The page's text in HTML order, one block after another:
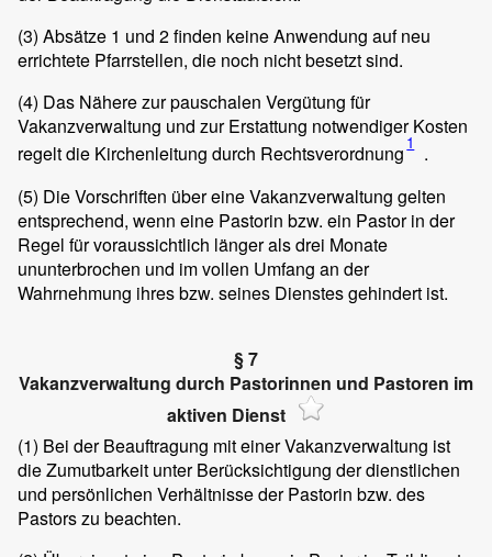
(3) Absätze 1 und 2 finden keine Anwendung auf neu
errichtete Pfarrstellen, die noch nicht besetzt sind.
(4) Das Nähere zur pauschalen Vergütung für
Vakanzverwaltung und zur Erstattung notwendiger Kosten
regelt die Kirchenleitung durch Rechtsverordnung 1
.
(5) Die Vorschriften über eine Vakanzverwaltung gelten
entsprechend, wenn eine Pastorin bzw. ein Pastor in der
Regel für voraussichtlich länger als drei Monate
ununterbrochen und im vollen Umfang an der
Wahrnehmung ihres bzw. seines Dienstes gehindert ist.
§ 7
Vakanzverwaltung durch Pastorinnen und Pastoren im
aktiven Dienst
(1) Bei der Beauftragung mit einer Vakanzverwaltung ist
die Zumutbarkeit unter Berücksichtigung der dienstlichen
und persönlichen Verhältnisse der Pastorin bzw. des
Pastors zu beachten.